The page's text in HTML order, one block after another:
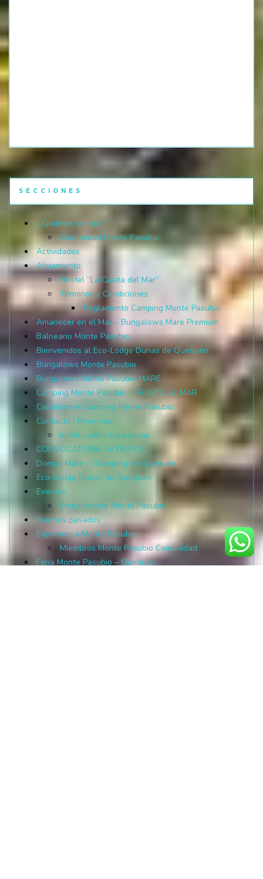
SECCIONES
¿ Quiénes somos ?
Comunidad Monte Pasubio
Actividades
Alojamiento
Hostel “La Casita del Mar”
Términos y Condiciones
Reglamento Camping Monte Pasubio
Amanecer en el Mar – Bungalows Mare Premium
Balneario Monte Pasubio
Bienvenidos al Eco-Lodge Dunas de Quequén
Bungalows Monte Pasubio
Bungalows Monte Pasubio MARE
Camping Monte Pasubio – FRENTE AL MAR
Condiciones Camping Monte Pasubio
Contacto / Reservas:
Instituciones Educativas
CONVOCATORIA ARTÍSTICA
Domos Mare – Glamping en Quequén
Eco-Lodge Dunas de Quequén
Eventos
PrimaverArte Monte Pasubio
Eventos pasados
Experiencia Monte Pasubio
Miembros Monte Pasubio Comunidad
Feria Monte Pasubio – Quequén